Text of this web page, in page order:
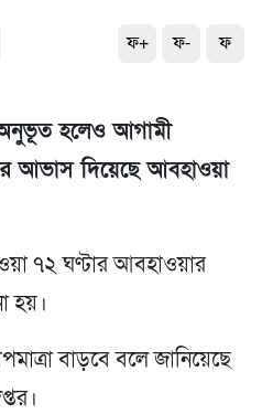
ফ+ ফ- ফ
হলেও আগামী
আভাস দিয়েছে আবহাওয়া
৭২ ঘণ্টার আবহাওয়ার
হয়।
বাড়বে বলে জানিয়েছে